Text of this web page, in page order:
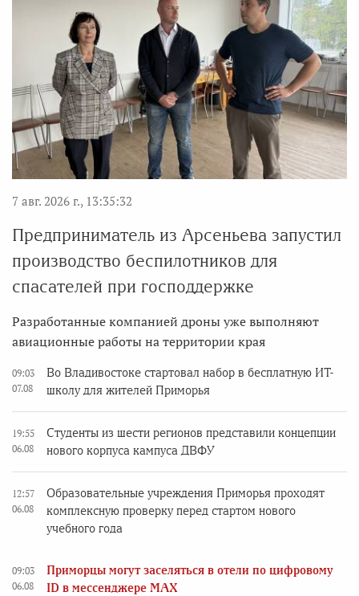
7 авг. 2026 г., 13:35:32
Предприниматель из Арсеньева запустил
производство беспилотников для
спасателей при господдержке
Разработанные компанией дроны уже выполняют
авиационные работы на территории края
09:03
07.08
Во Владивостоке стартовал набор в бесплатную ИТ-
школу для жителей Приморья
19:55
06.08
Студенты из шести регионов представили концепции
нового корпуса кампуса ДВФУ
12:57
06.08
Образовательные учреждения Приморья проходят
комплексную проверку перед стартом нового
учебного года
09:03
06.08
Приморцы могут заселяться в отели по цифровому
ID в мессенджере MAX